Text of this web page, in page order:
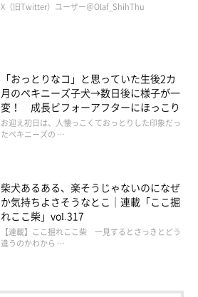
X（旧Twitter）ユーザー＠Olaf_ShihThu
「おっとりなコ」と思っていた生後2カ
月のペキニーズ子犬→数日後に様子が一
変！ 成長ビフォーアフターにほっこり
お迎え初日は、人懐っこくておっとりした印象だっ
たペキニーズの …
柴犬あるある、楽そうじゃないのになぜ
か気持ちよさそうなとこ｜連載「ここ掘
れここ柴」vol.317
【連載】ここ掘れここ柴 一見するとさっきとどう
違うのかわから …